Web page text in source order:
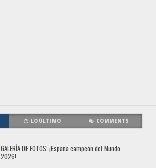
LO ÚLTIMO COMMENTS
GALERÍA DE FOTOS: ¡España campeón del Mundo
2026!